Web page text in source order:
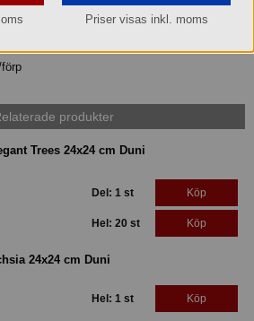
produkter
Trees 24x24 cm Duni
Del: 1 st Köp
Hel: 20 st Köp
24x24 cm Duni
Hel: 1 st Köp
Priser visas inkl. moms